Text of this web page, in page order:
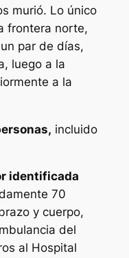
murió. Lo único
frontera norte,
par de días,
luego a la
a la
incluido
identificada
70
y cuerpo,
del
al Hospital